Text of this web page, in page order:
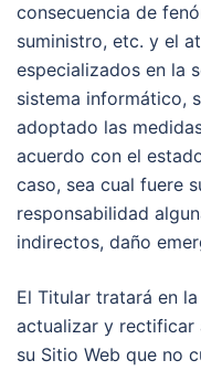
consecuencia de
suministro, etc. y el
especializados en la
sistema informático,
adoptado las
acuerdo con el
caso, sea cual fuere
responsabilidad
indirectos, daño
El Titular tratará en
actualizar y rectificar
su Sitio Web que no